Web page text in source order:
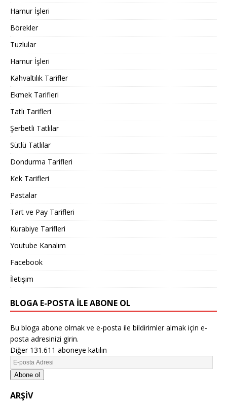
Hamur İşleri
Börekler
Tuzlular
Hamur İşleri
Kahvaltılık Tarifler
Ekmek Tarifleri
Tatlı Tarifleri
Şerbetli Tatlılar
Sütlü Tatlılar
Dondurma Tarifleri
Kek Tarifleri
Pastalar
Tart ve Pay Tarifleri
Kurabiye Tarifleri
Youtube Kanalım
Facebook
İletişim
BLOGA E-POSTA ILE ABONE OL
Bu bloga abone olmak ve e-posta ile bildirimler almak için e-
posta adresinizi girin.
Diğer 131.611 aboneye katılın
Abone ol
ARŞIV